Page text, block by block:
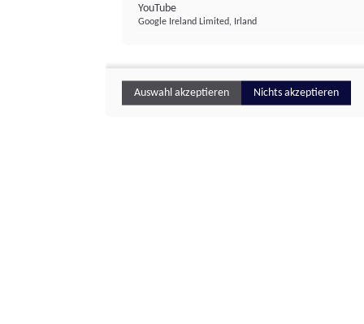
YouTube
Google Ireland Limited, Irland
Auswahl akzeptieren Nichts akzeptieren